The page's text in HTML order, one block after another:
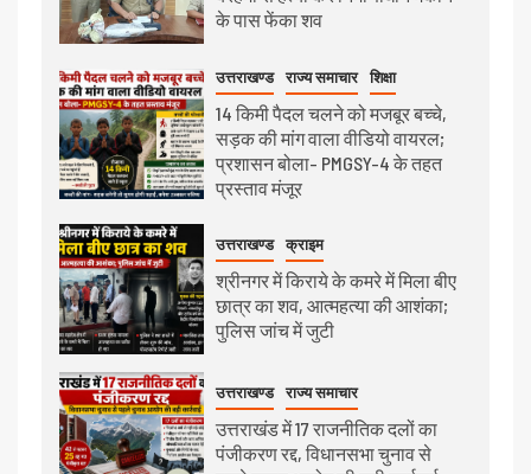
के पास फेंका शव
उत्तराखण्ड राज्य समाचार शिक्षा
14 किमी पैदल चलने को मजबूर बच्चे,
सड़क की मांग वाला वीडियो वायरल;
प्रशासन बोला- PMGSY-4 के तहत
प्रस्ताव मंजूर
उत्तराखण्ड क्राइम
श्रीनगर में किराये के कमरे में मिला बीए
छात्र का शव, आत्महत्या की आशंका;
पुलिस जांच में जुटी
उत्तराखण्ड राज्य समाचार
उत्तराखंड में 17 राजनीतिक दलों का
पंजीकरण रद्द, विधानसभा चुनाव से